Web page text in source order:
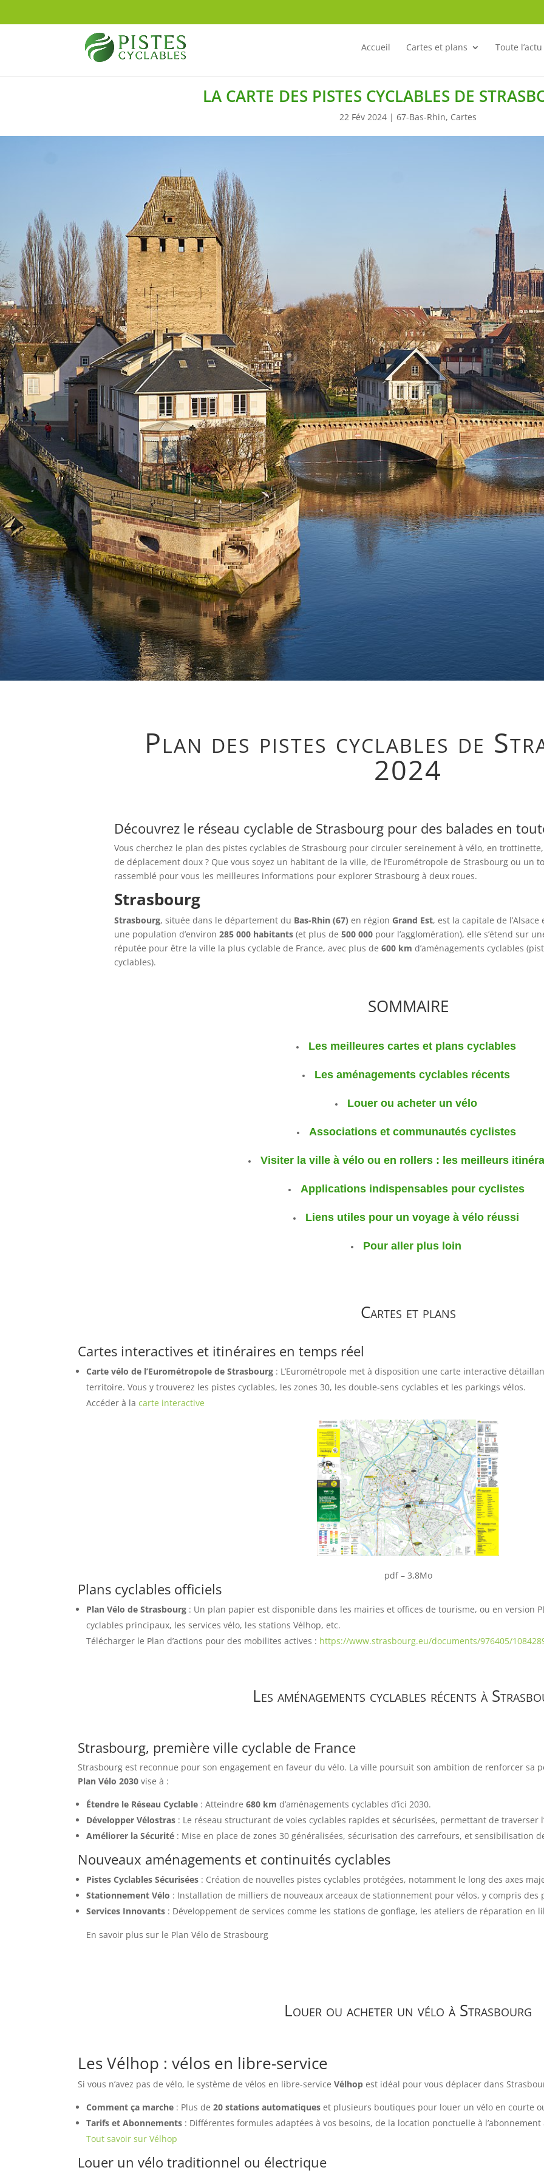
Accueil Cartes et plans Toute
LA CARTE DES PISTES CYCLABLES DE
22 Fév 2024 | 67-Bas-Rhin, Cartes
Plan des pistes cyclables de
2024
Découvrez le réseau cyclable de Strasbourg pour des balades en
Vous cherchez le plan des pistes cyclables de Strasbourg pour circuler sereinement à vélo, en
de déplacement doux ? Que vous soyez un habitant de la ville, de l’Eurométropole de Strasbourg ou un
rassemblé pour vous les meilleures informations pour explorer Strasbourg à deux roues.
Strasbourg
Strasbourg, située dans le département du Bas-Rhin (67) en région Grand Est, est la capitale de
une population d’environ285 000 habitants (et plus de500 000 pour l’agglomération), elle s’étend sur
réputée pour être la ville la plus cyclable de France, avec plus de600 km d’aménagements cyclables
cyclables).
SOMMAIRE
Les meilleures cartes et plans cyclables
Les aménagements cyclables récents
Louer ou acheter un vélo
Associations et communautés cyclistes
Visiter la ville à vélo ou en rollers : les meilleurs
Applications indispensables pour cyclistes
Liens utiles pour un voyage à vélo réussi
Pour aller plus loin
Cartes et plans
Cartes interactives et itinéraires en temps réel
Carte vélo de l’Eurométropole de Strasbourg: L’Eurométropole met à disposition une carte interactive
territoire. Vous y trouverez les pistes cyclables, les zones 30, les double-sens cyclables et les parkings vélos.
Accéder à la carte interactive
pdf – 3,8Mo
Plans cyclables officiels
Plan Vélo de Strasbourg: Un plan papier est disponible dans les mairies et offices de tourisme, ou en version
cyclables principaux, les services vélo, les stations Vélhop, etc.
Télécharger le Plan d’actions pour des mobilites actives : https://www.strasbourg.eu/documents/976405/
Les aménagements cyclables récents à
Strasbourg, première ville cyclable de France
Strasbourg est reconnue pour son engagement en faveur du vélo. La ville poursuit son ambition de renforcer sa
Plan Vélo 2030vise à :
Étendre le Réseau Cyclable: Atteindre 680 km d’aménagements cyclables d’ici 2030.
Développer Vélostras: Le réseau structurant de voies cyclables rapides et sécurisées, permettant de traverser
Améliorer la Sécurité: Mise en place de zones 30 généralisées, sécurisation des carrefours, et sensibilisation
Nouveaux aménagements et continuités cyclables
Pistes Cyclables Sécurisées: Création de nouvelles pistes cyclables protégées, notamment le long des axes
Stationnement Vélo : Installation de milliers de nouveaux arceaux de stationnement pour vélos, y compris des
Services Innovants: Développement de services comme les stations de gonflage, les ateliers de réparation en
⠀ En savoir plus sur le Plan Vélo de Strasbourg
Louer ou acheter un vélo à Strasbourg
Les Vélhop : vélos en libre-service
Si vous n’avez pas de vélo, le système de vélos en libre-service Vélhopest idéal pour vous déplacer dans
Comment ça marche: Plus de 20 stations automatiqueset plusieurs boutiques pour louer un vélo en courte
Tarifs et Abonnements: Différentes formules adaptées à vos besoins, de la location ponctuelle à l’abonnement
Tout savoir sur Vélhop
Louer un vélo traditionnel ou électrique